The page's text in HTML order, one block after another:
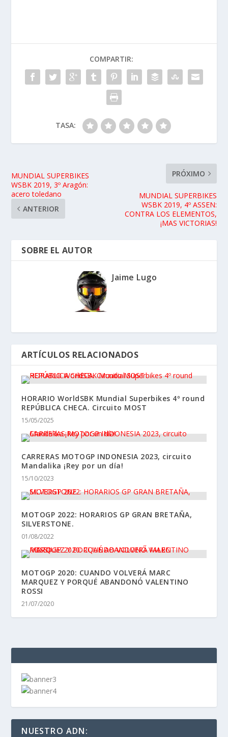
COMPARTIR:
TASA:
MUNDIAL SUPERBIKES
WSBK 2019, 3º Aragón:
acero toledano
ANTERIOR
PRÓXIMO
MUNDIAL SUPERBIKES
WSBK 2019, 4º ASSEN:
CONTRA LOS ELEMENTOS,
¡MAS VICTORIAS!
SOBRE EL AUTOR
Jaime Lugo
ARTÍCULOS RELACIONADOS
HORARIO WorldSBK Mundial Superbikes 4º round
REPÚBLICA CHECA. Circuito MOST
15/05/2025
CARRERAS MOTOGP INDONESIA 2023, circuito
Mandalika ¡Rey por un día!
15/10/2023
MOTOGP 2022: HORARIOS GP GRAN BRETAÑA,
SILVERSTONE.
01/08/2022
MOTOGP 2020: CUANDO VOLVERÁ MARC
MARQUEZ Y PORQUÉ ABANDONÓ VALENTINO
ROSSI
21/07/2020
NUESTRO ADN: